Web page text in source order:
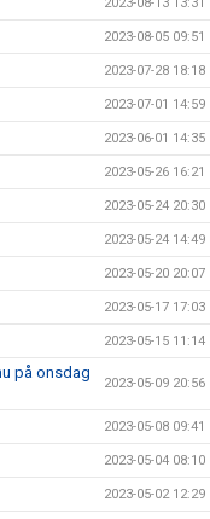
2023-08-13 13:31
2023-08-05 09:51
2023-07-28 18:18
2023-07-01 14:59
2023-06-01 14:35
2023-05-26 16:21
2023-05-24 20:30
2023-05-24 14:49
2023-05-20 20:07
2023-05-17 17:03
2023-05-15 11:14
på onsdag
2023-05-09 20:56
2023-05-08 09:41
2023-05-04 08:10
2023-05-02 12:29